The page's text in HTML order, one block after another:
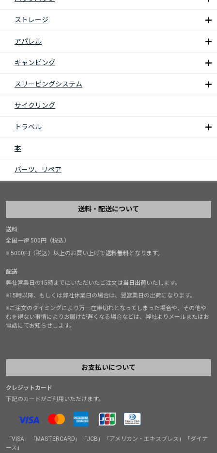
ストレージ
アパレル
キャンピング
スリーピングシステム
サイクリング
トラベル
本
パーツ、リペア
送料・配送について
送料
全国一律 500円（税込）
※ 5000円（税込）以上のお買い上げで送料無料となります。
配送
弊社営業日の15時までにいただいたご注文は当日出荷いたします。
※15時以降、もしくは弊社休業日の場合は、翌営業日の出荷になります。
※ご注文のタイミングにより万一在庫切れとなってしまった場合や、その他や
むを得ない事情によりお届けが遅くなる場合などは、弊社よりメールまたはお
電話にてお知らせします。
お支払いについて
クレジットカード
下記のカードがご利用いただけます。
「VISA」「MASTERCARD」「JCB」「アメリカン・エキスプレス」「ダイナ
ース」